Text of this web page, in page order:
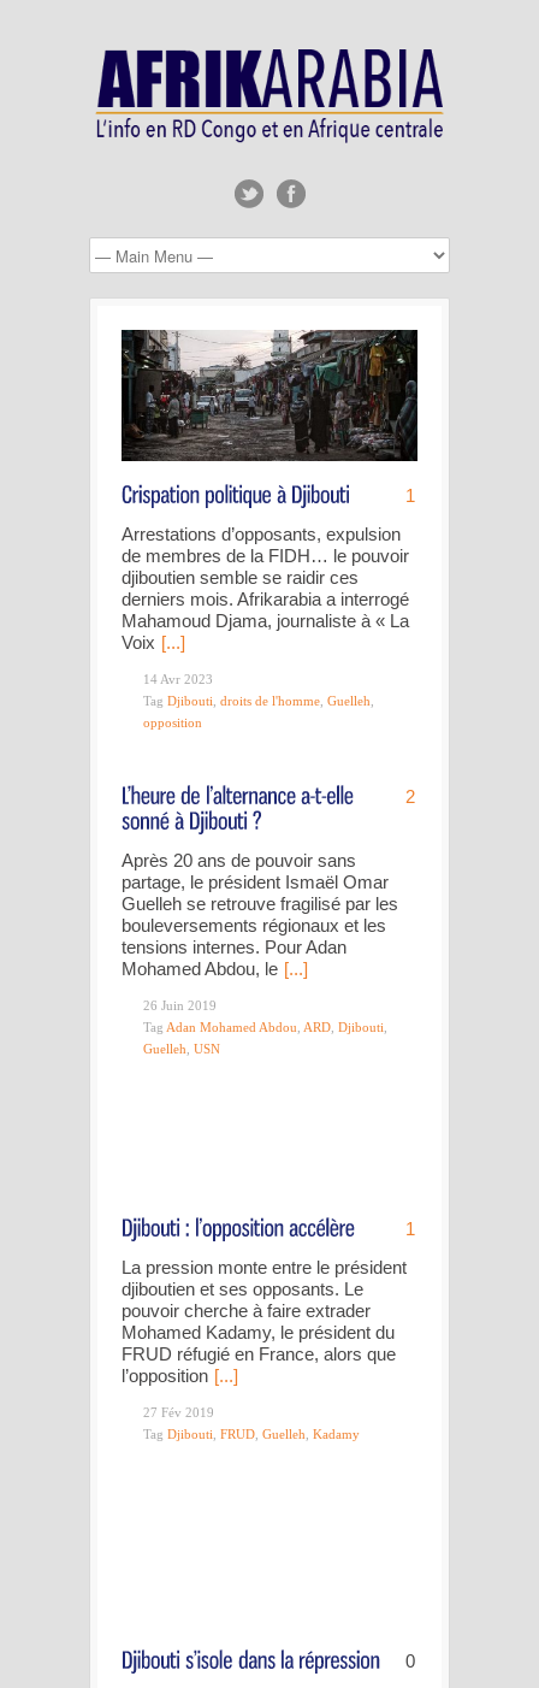
1
Arrestations d’opposants, expulsion
de membres de la FIDH… le pouvoir
djiboutien semble se raidir ces
derniers mois. Afrikarabia a interrogé
Mahamoud Djama, journaliste à « La
Voix [...]
14 Avr 2023
Tag Djibouti droits de l'homme Guelleh
opposition
2
Après 20 ans de pouvoir sans
partage, le président Ismaël Omar
Guelleh se retrouve fragilisé par les
bouleversements régionaux et les
tensions internes. Pour Adan
Mohamed Abdou, le [...]
26 Juin 2019
Tag Adan Mohamed Abdou ARD Djibouti
Guelleh USN
1
La pression monte entre le président
djiboutien et ses opposants. Le
pouvoir cherche à faire extrader
Mohamed Kadamy, le président du
FRUD réfugié en France, alors que
l’opposition [...]
27 Fév 2019
Tag Djibouti FRUD Guelleh Kadamy
0